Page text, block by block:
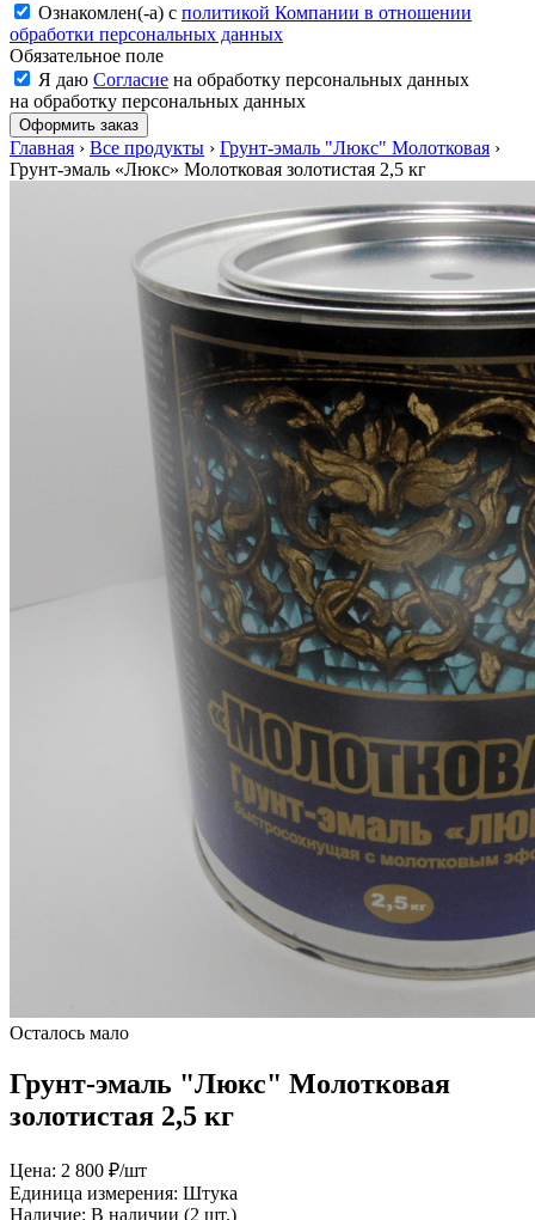
Ознакомлен(-a) с политикой Компании в отношении
обработки персональных данных
Обязательное поле
Я даю Согласие на обработку персональных данных
на обработку персональных данных
Оформить заказ
Главная › Все продукты › Грунт-эмаль "Люкс" Молотковая ›
Грунт-эмаль «Люкс» Молотковая золотистая 2,5 кг
Осталось мало
Грунт-эмаль "Люкс" Молотковая
золотистая 2,5 кг
Цена: 2 800 ₽/шт
Единица измерения: Штука
Наличие: В наличии (2 шт.)